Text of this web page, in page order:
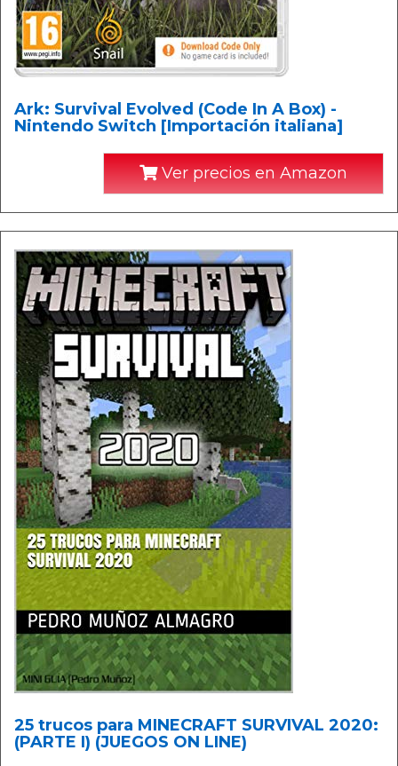
Ark: Survival Evolved (Code In A Box) -
Nintendo Switch [Importación italiana]
Ver precios en Amazon
25 trucos para MINECRAFT SURVIVAL 2020:
(PARTE I) (JUEGOS ON LINE)